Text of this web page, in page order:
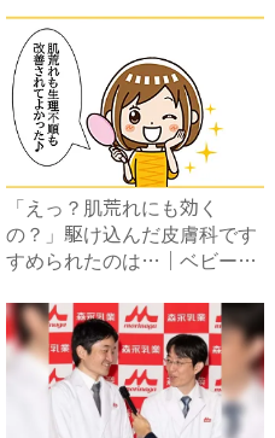
「えっ？肌荒れにも効く
の？」駆け込んだ皮膚科です
すめられたのは…｜ベビーカ